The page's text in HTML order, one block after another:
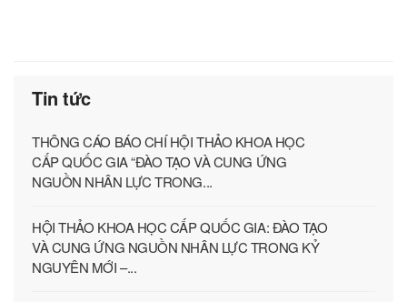
Tin tức
THÔNG CÁO BÁO CHÍ HỘI THẢO KHOA HỌC
CẤP QUỐC GIA “ĐÀO TẠO VÀ CUNG ỨNG
NGUỒN NHÂN LỰC TRONG...
HỘI THẢO KHOA HỌC CẤP QUỐC GIA: ĐÀO TẠO
VÀ CUNG ỨNG NGUỒN NHÂN LỰC TRONG KỶ
NGUYÊN MỚI –...